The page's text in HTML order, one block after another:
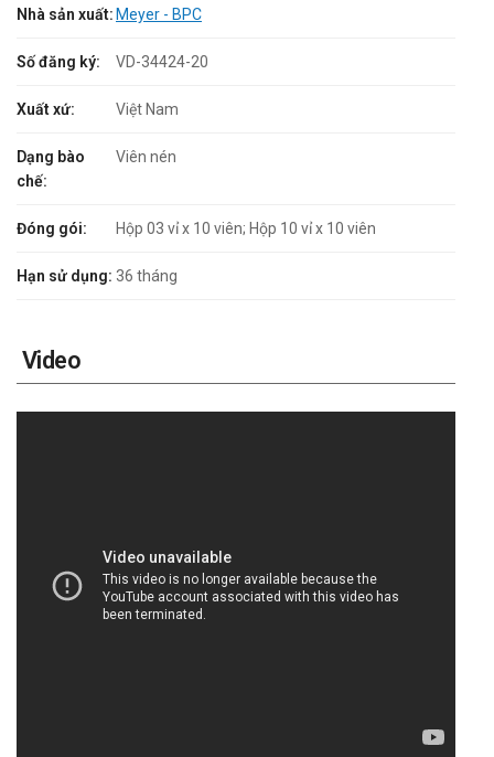
Nhà sản xuất: Meyer - BPC
Số đăng ký: VD-34424-20
Xuất xứ: Việt Nam
Dạng bào
chế:
Viên nén
Đóng gói: Hộp 03 vỉ x 10 viên; Hộp 10 vỉ x 10 viên
Hạn sử dụng: 36 tháng
Video